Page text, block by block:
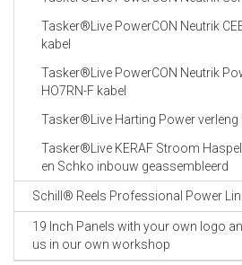
Tasker®Live PowerCON Neutrik
kabel
Tasker®Live PowerCON Neutrik
HO7RN-F kabel
Tasker®Live Harting Power verleng
Tasker®Live KERAF Stroom Haspel
en Schko inbouw geassembleerd
Schill® Reels Professional Power
19 Inch Panels with your own logo
us in our own workshop